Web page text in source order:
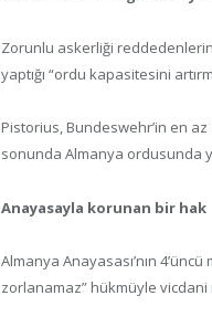
Zorunlu askerliği reddedenlerin
yaptığı “ordu kapasitesini
Pistorius, Bundeswehr’in en az
sonunda Almanya ordusunda
Anayasayla korunan bir hak
Almanya Anayasası’nın
zorlanamaz” hükmüyle vicdani